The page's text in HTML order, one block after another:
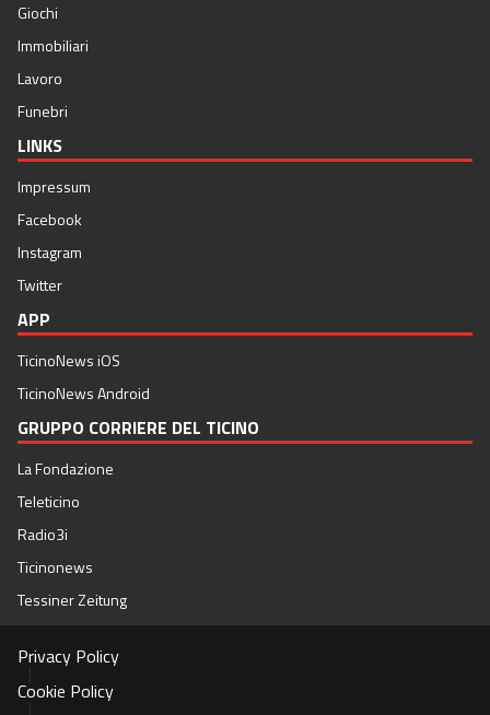
Giochi
Immobiliari
Lavoro
Funebri
LINKS
Impressum
Facebook
Instagram
Twitter
APP
TicinoNews iOS
TicinoNews Android
GRUPPO CORRIERE DEL TICINO
La Fondazione
Teleticino
Radio3i
Ticinonews
Tessiner Zeitung
Privacy Policy
Cookie Policy